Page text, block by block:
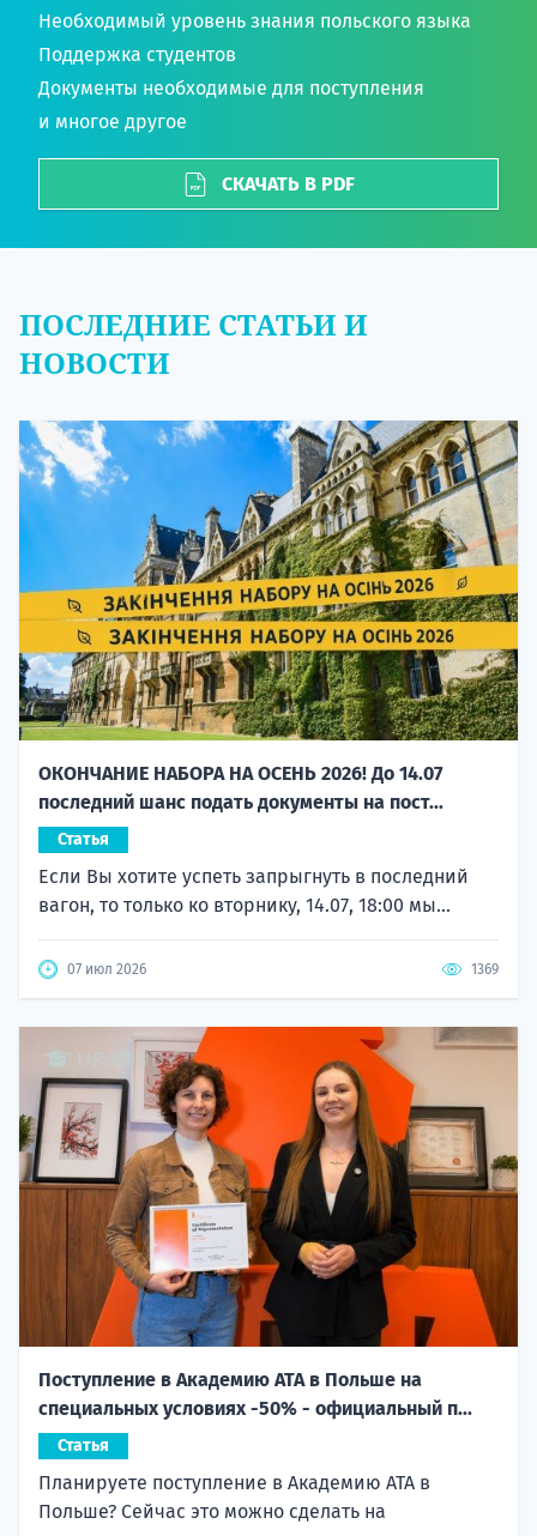
Необходимый уровень знания польского языка
Поддержка студентов
Документы необходимые для поступления
и многое другое
СКАЧАТЬ В PDF
ПОСЛЕДНИЕ СТАТЬИ И
НОВОСТИ
ОКОНЧАНИЕ НАБОРА НА ОСЕНЬ 2026! До 14.07
последний шанс подать документы на пост...
Статья
Если Вы хотите успеть запрыгнуть в последний
вагон, то только ко вторнику, 14.07, 18:00 мы...
07 июл 2026 1369
Поступление в Академию ATA в Польше на
специальных условиях -50% - официальный п...
Статья
Планируете поступление в Академию ATA в
Польше? Сейчас это можно сделать на